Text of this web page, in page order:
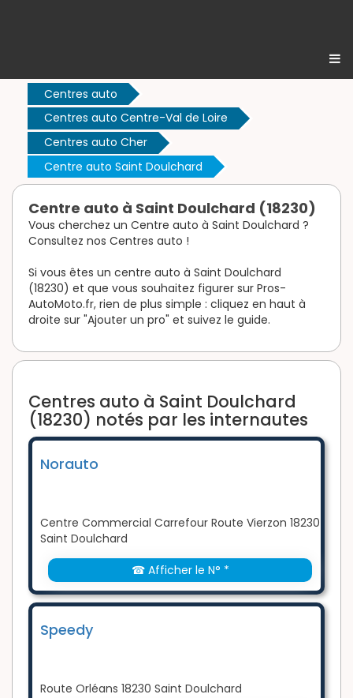
Centres auto
Centres auto Centre-Val de Loire
Centres auto Cher
Centre auto Saint Doulchard
Centre auto à Saint Doulchard (18230)
Vous cherchez un Centre auto à Saint Doulchard ?
Consultez nos Centres auto !
Si vous êtes un centre auto à Saint Doulchard
(18230) et que vous souhaitez figurer sur Pros-
AutoMoto.fr, rien de plus simple : cliquez en haut à
droite sur "Ajouter un pro" et suivez le guide.
Centres auto à Saint Doulchard
(18230) notés par les internautes
Norauto
Centre Commercial Carrefour Route Vierzon 18230
Saint Doulchard
☎ Afficher le N° *
Speedy
Route Orléans 18230 Saint Doulchard